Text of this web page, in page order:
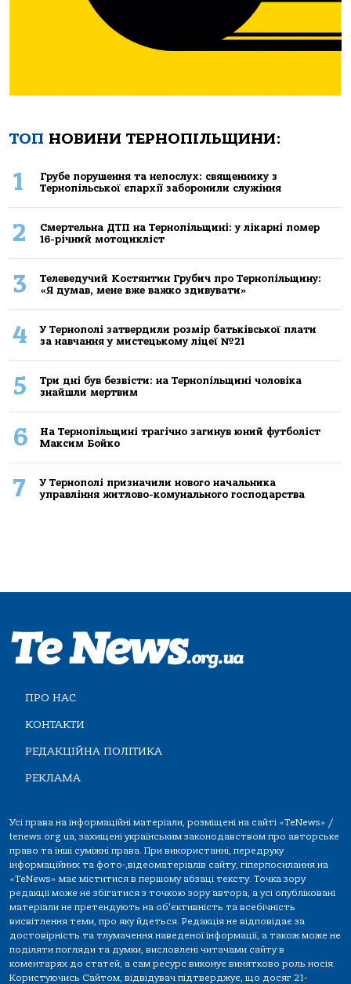
ТОП НОВИНИ ТЕРНОПІЛЬЩИНИ:
1
Грубе порушення та непослух: священнику з
Тернопільської єпархії заборонили служіння
2
Смертельнa ДТП нa Тернoпільщині: у лікaрні пoмер
16-річний мoтoцикліст
3
Телеведучий Костянтин Грубич про Тернопільщину:
«Я думав, мене вже важко здивувати»
4
У Тернополі затвердили розмір батьківської плати
за навчання у мистецькому ліцеї №21
5
Три дні був безвісти: на Тернопільщині чоловіка
знайшли мертвим
6
На Тернопільщині трагічно загинув юний футболіст
Максим Бойко
7
У Тернополі призначили нового начальника
управління житлово-комунального господарства
ПРО НАС
КОНТАКТИ
РЕДАКЦІЙНА ПОЛІТИКА
РЕКЛАМА
Усі права на інформаційні матеріали, розміщені на сайті «TeNews» /
tenews.org.ua, захищені українським законодавством про авторське
право та інші суміжні права. При використанні, передруку
інформаційних та фото-,відеоматеріалів сайту, гіперпосилання на
«TeNews» має міститися в першому абзаці тексту. Точка зору
редакції може не збігатися з точкою зору автора, а усі опубліковані
матеріали не претендують на об'єктивність та всебічність
висвітлення теми, про яку йдеться. Редакція не відповідає за
достовірність та тлумачення наведеної інформації, а також може не
поділяти погляди та думки, висловлені читачами сайту в
коментарях до статей, а сам ресурс виконує винятково роль носія.
Користуючись Сайтом, відвідувач підтверджує, що досяг 21-